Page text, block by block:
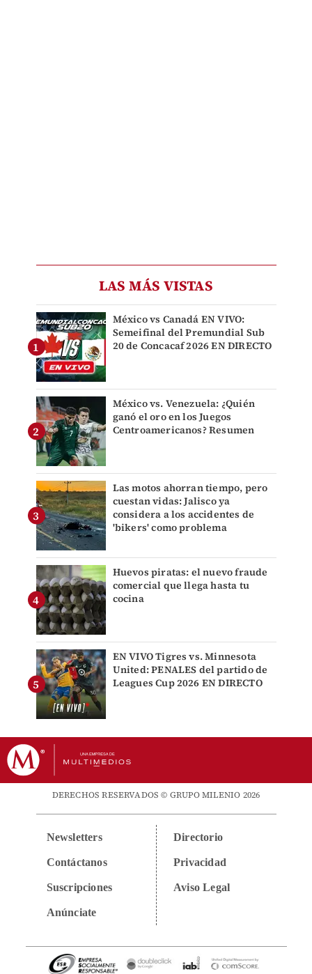
LAS MÁS VISTAS
México vs Canadá EN VIVO:
Semeifinal del Premundial Sub
20 de Concacaf 2026 EN DIRECTO
México vs. Venezuela: ¿Quién
ganó el oro en los Juegos
Centroamericanos? Resumen
Las motos ahorran tiempo, pero
cuestan vidas: Jalisco ya
considera a los accidentes de
'bikers' como problema
Huevos piratas: el nuevo fraude
comercial que llega hasta tu
cocina
EN VIVO Tigres vs. Minnesota
United: PENALES del partido de
Leagues Cup 2026 EN DIRECTO
DERECHOS RESERVADOS © GRUPO MILENIO 2026
Newsletters
Contáctanos
Suscripciones
Anúnciate
Directorio
Privacidad
Aviso Legal